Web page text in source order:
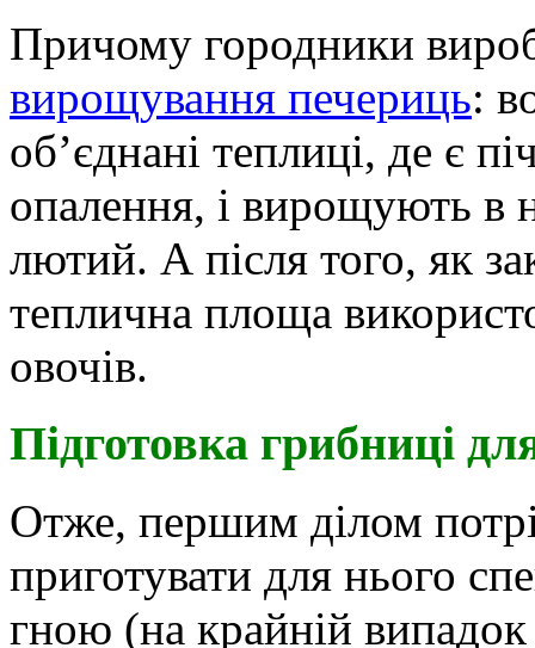
Причому городники
вирощування печериць:
об’єднані теплиці, де є
опалення, і вирощують в
лютий. А після того, як
теплична площа
овочів.
Підготовка грибниці
Отже, першим ділом
приготувати для нього
гною (на крайній